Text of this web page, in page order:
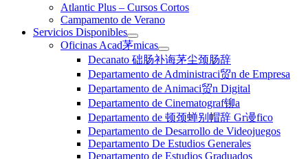
Atlantic Plus – Cursos Cortos
Campamento de Verano
Servicios Disponibles
Oficinas Acad茅micas
Decanato 础肠补诲茅尘颈肠辞
Departamento de Administraci贸n de Empresa
Departamento de Animaci贸n Digital
Departamento de Cinematograf铆a
Departamento de 顿颈蝉别帽辞 Gr谩fico
Departamento de Desarrollo de Videojuegos
Departamento De Estudios Generales
Departamento de Estudios Graduados